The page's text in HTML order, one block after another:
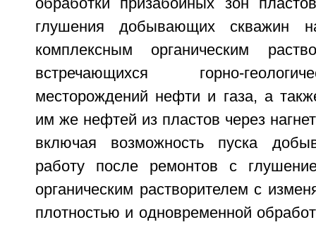
обработки призабойных зон
глушения добывающих скважин
комплексным органическим
встречающихся горно-
месторождений нефти и газа, а
им же нефтей из пластов через
включая возможность пуска
работу после ремонтов с
органическим растворителем с
плотностью и одновременной